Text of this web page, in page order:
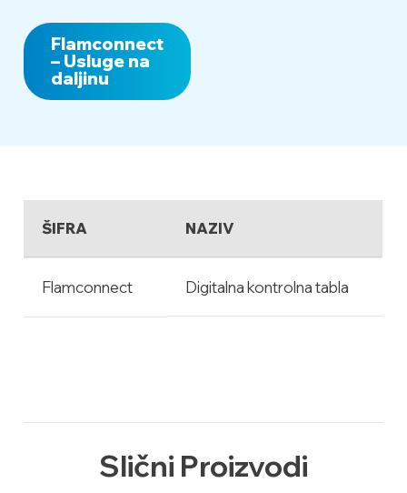
Flamconnect
– Usluge na
daljinu
ŠIFRA NAZIV
Flamconnect Digitalna kontrolna tabla
Slični Proizvodi